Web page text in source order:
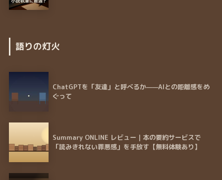
語りの灯火
ChatGPTを「友達」と呼べるか——AIとの距離感をめ
ぐって
Summary ONLINE レビュー｜本の要約サービスで
「読みきれない罪悪感」を手放す【無料体験あり】